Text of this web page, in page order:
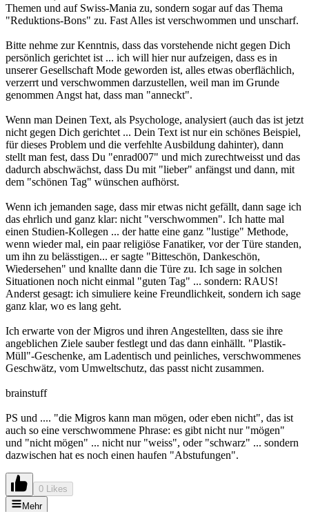
Themen und auf Swiss-Mania zu, sondern sogar auf das Thema
"Reduktions-Bons" zu. Fast Alles ist verschwommen und unscharf.
Bitte nehme zur Kenntnis, dass das vorstehende nicht gegen Dich
persönlich gerichtet ist ... ich will hier nur aufzeigen, dass es in
unserer Gesellschaft Mode geworden ist, alles etwas oberflächlich,
verzerrt und verschwommen darzustellen, weil man im Grunde
genommen Angst hat, dass man "anneckt".
Wenn man Deinen Text, als Psychologe, analysiert (auch das ist jetzt
nicht gegen Dich gerichtet ... Dein Text ist nur ein schönes Beispiel,
für dieses Problem und die verfehlte Ausbildung dahinter), dann
stellt man fest, dass Du "enrad007" und mich zurechtweisst und das
dadurch abschwächst, dass Du mit "lieber" anfängst und dann, mit
dem "schönen Tag" wünschen aufhörst.
Wenn ich jemanden sage, dass mir etwas nicht gefällt, dann sage ich
das ehrlich und ganz klar: nicht "verschwommen". Ich hatte mal
einen Studien-Kollegen ... der hatte eine ganz "lustige" Methode,
wenn wieder mal, ein paar religiöse Fanatiker, vor der Türe standen,
um ihn zu belässtigen... er sagte "Bitteschön, Dankeschön,
Wiedersehen" und knallte dann die Türe zu. Ich sage in solchen
Situationen noch nicht einmal "guten Tag" ... sondern: RAUS!
Anderst gesagt: ich simuliere keine Freundlichkeit, sondern ich sage
ganz klar, wo es lang geht.
Ich erwarte von der Migros und ihren Angestellten, dass sie ihre
angeblichen Ziele sauber festlegt und das dann einhällt. "Plastik-
Müll"-Geschenke, am Ladentisch und peinliches, verschwommenes
Geschwätz, vom Umweltschutz, das passt nicht zusammen.
brainstuff
PS und .... "die Migros kann man mögen, oder eben nicht", das ist
auch so eine verschwommene Phrase: es gibt nicht nur "mögen"
und "nicht mögen" ... nicht nur "weiss", oder "schwarz" ... sondern
dazwischen hat es noch einen haufen "Abstufungen".
0 Likes
Mehr